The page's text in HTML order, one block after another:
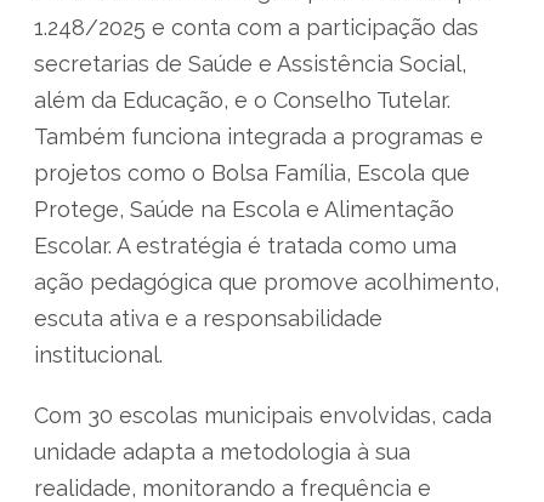
1.248/2025 e conta com a participação das
secretarias de Saúde e Assistência Social,
além da Educação, e o Conselho Tutelar.
Também funciona integrada a programas e
projetos como o Bolsa Família, Escola que
Protege, Saúde na Escola e Alimentação
Escolar. A estratégia é tratada como uma
ação pedagógica que promove acolhimento,
escuta ativa e a responsabilidade
institucional.
Com 30 escolas municipais envolvidas, cada
unidade adapta a metodologia à sua
realidade, monitorando a frequência e